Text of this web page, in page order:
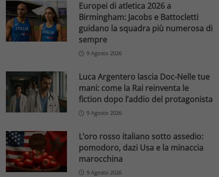
Europei di atletica 2026 a
Birmingham: Jacobs e Battocletti
guidano la squadra più numerosa di
sempre
9 Agosto 2026
Luca Argentero lascia Doc-Nelle tue
mani: come la Rai reinventa le
fiction dopo l’addio del protagonista
9 Agosto 2026
L’oro rosso italiano sotto assedio:
pomodoro, dazi Usa e la minaccia
marocchina
9 Agosto 2026